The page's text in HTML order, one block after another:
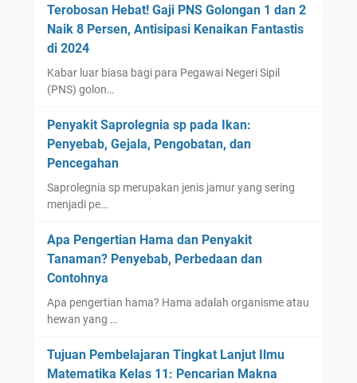
h
d
a
n
R
t
r
e
d
Terobosan Hebat! Gaji PNS Golongan 1 dan 2
Naik 8 Persen, Antisipasi Kenaikan Fantastis
di 2024
Kabar luar biasa bagi para Pegawai Negeri Sipil
(PNS) golon…
Penyakit Saprolegnia sp pada Ikan:
Penyebab, Gejala, Pengobatan, dan
Pencegahan
Saprolegnia sp merupakan jenis jamur yang sering
menjadi pe…
Apa Pengertian Hama dan Penyakit
Tanaman? Penyebab, Perbedaan dan
Contohnya
Apa pengertian hama? Hama adalah organisme atau
hewan yang …
Tujuan Pembelajaran Tingkat Lanjut Ilmu
Matematika Kelas 11: Pencarian Makna